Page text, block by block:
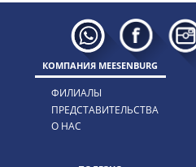
КОМПАНИЯ MEESENBURG
ФИЛИАЛЫ
ПРЕДСТАВИТЕЛЬСТВА
О НАС